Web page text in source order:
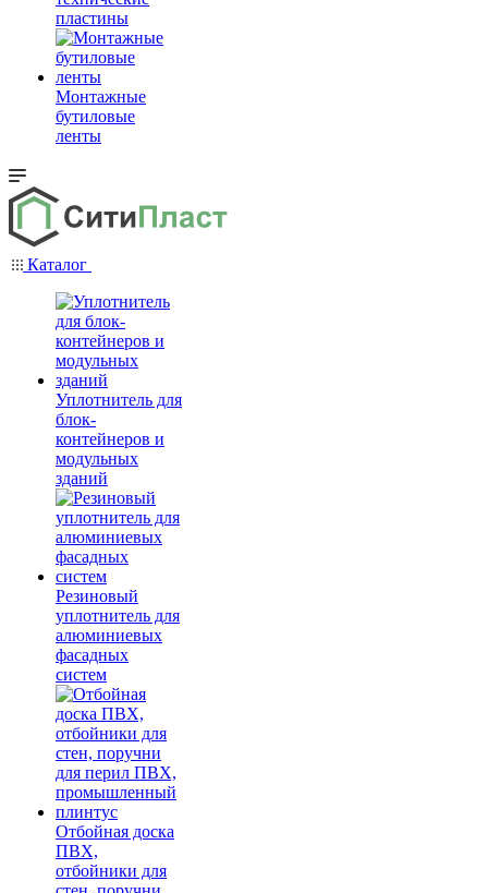
пластины
Монтажные
бутиловые
ленты
Каталог
Уплотнитель для
блок-
контейнеров и
модульных
зданий
Резиновый
уплотнитель для
алюминиевых
фасадных
систем
Отбойная доска
ПВХ,
отбойники для